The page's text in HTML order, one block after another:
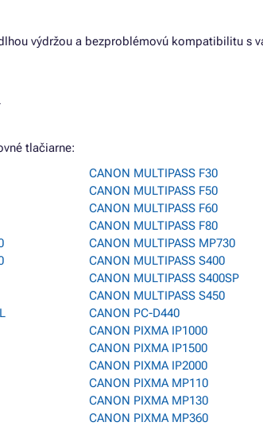
výdržou a bezproblémovú kompatibilitu s
tlačiarne:
CANON MULTIPASS F30
CANON MULTIPASS F50
CANON MULTIPASS F60
CANON MULTIPASS F80
CANON MULTIPASS MP730
CANON MULTIPASS S400
CANON MULTIPASS S400SP
CANON MULTIPASS S450
CANON PC-D440
CANON PIXMA IP1000
CANON PIXMA IP1500
CANON PIXMA IP2000
CANON PIXMA MP110
CANON PIXMA MP130
CANON PIXMA MP360